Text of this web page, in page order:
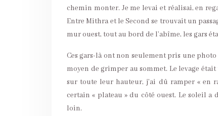
chemin monter. Je me levai et réalisai, en
Entre Mithra et le Second se trouvait un
mur ouest, tout au bord de l’abîme, les gars
Ces gars-là ont non seulement pris une
moyen de grimper au sommet. Le levage
sur toute leur hauteur, j’ai dû ramper « en
certain « plateau » du côté ouest. Le soleil
loin.